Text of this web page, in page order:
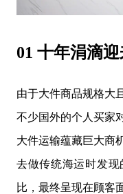
01 十年涓滴
由于大件商品规格大
不少国外的个人买家
大件运输蕴藏巨大商
去做传统海运时发
比，最终呈现在顾客